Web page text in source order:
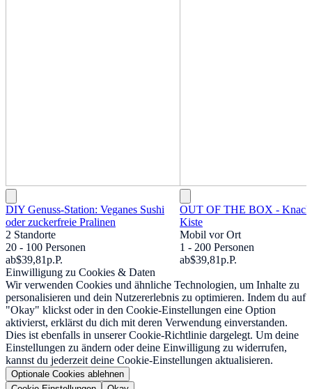
DIY Genuss-Station: Veganes Sushi
oder zuckerfreie Pralinen
2 Standorte
20 - 100 Personen
ab$39,81p.P.
OUT OF THE BOX -
Kiste
Mobil vor Ort
1 - 200 Personen
ab$39,81p.P.
Einwilligung zu Cookies & Daten
Wir verwenden Cookies und ähnliche Technologien, um Inhalte zu
personalisieren und dein Nutzererlebnis zu optimieren. Indem du auf
"Okay" klickst oder in den Cookie-Einstellungen eine Option
aktivierst, erklärst du dich mit deren Verwendung einverstanden.
Dies ist ebenfalls in unserer Cookie-Richtlinie dargelegt. Um deine
Einstellungen zu ändern oder deine Einwilligung zu widerrufen,
kannst du jederzeit deine Cookie-Einstellungen aktualisieren.
Optionale Cookies ablehnen